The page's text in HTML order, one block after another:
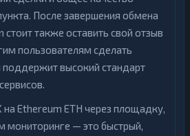
После завершения обмена
стоит также оставить свой отзыв
пользователям сделать
высокий стандарт
Ethereum ETH через площадку,
мониторинге — это быстрый,